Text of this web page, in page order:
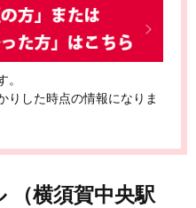
りした時点の情報になりま
（横須賀中央駅